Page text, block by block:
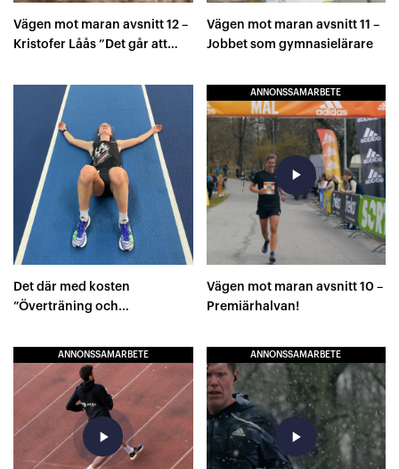
Vägen mot maran avsnitt 12 –
Kristofer Låås ”Det går att
veganskt”
Vägen mot maran avsnitt 11 –
Jobbet som gymnasielärare
Det där med kosten
”Överträning och
ANNONSSAMARBETE
play_arrow
Vägen mot maran avsnitt 10 –
Premiärhalvan!
ANNONSSAMARBETE
play_arrow
ANNONSSAMARBETE
play_arrow